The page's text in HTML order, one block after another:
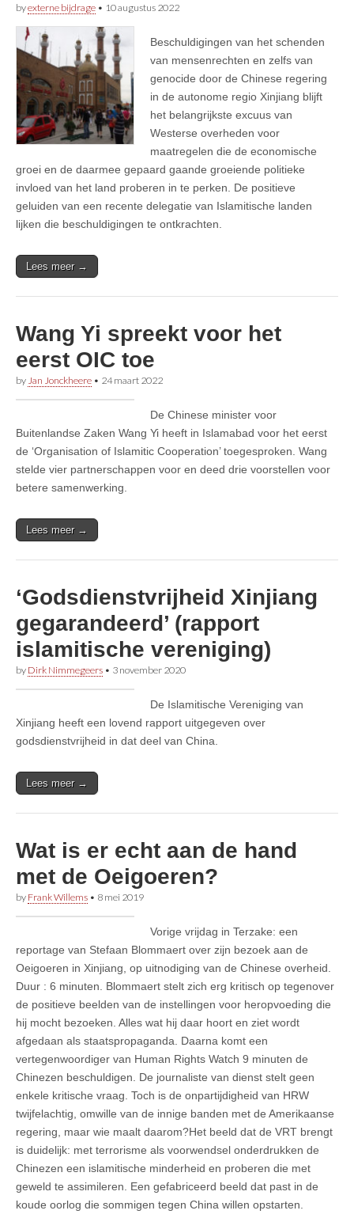
byexterne bijdrage • 10 augustus 2022
Beschuldigingen van het schenden
van mensenrechten en zelfs van
genocide door de Chinese regering
in de autonome regio Xinjiang blijft
het belangrijkste excuus van
Westerse overheden voor
maatregelen die de economische
groei en de daarmee gepaard gaande groeiende politieke
invloed van het land proberen in te perken. De positieve
geluiden van een recente delegatie van Islamitische landen
lijken die beschuldigingen te ontkrachten.
Lees meer →
Wang Yi spreekt voor het
eerst OIC toe
by Jan Jonckheere • 24 maart 2022
De Chinese minister voor
Buitenlandse Zaken Wang Yi heeft in Islamabad voor het eerst
de ‘Organisation of Islamitic Cooperation’ toegesproken. Wang
stelde vier partnerschappen voor en deed drie voorstellen voor
betere samenwerking.
Lees meer →
‘Godsdienstvrijheid Xinjiang
gegarandeerd’ (rapport
islamitische vereniging)
by Dirk Nimmegeers • 3 november 2020
De Islamitische Vereniging van
Xinjiang heeft een lovend rapport uitgegeven over
godsdienstvrijheid in dat deel van China.
Lees meer →
Wat is er echt aan de hand
met de Oeigoeren?
by Frank Willems • 8 mei 2019
Vorige vrijdag in Terzake: een
reportage van Stefaan Blommaert over zijn bezoek aan de
Oeigoeren in Xinjiang, op uitnodiging van de Chinese overheid.
Duur : 6 minuten. Blommaert stelt zich erg kritisch op tegenover
de positieve beelden van de instellingen voor heropvoeding die
hij mocht bezoeken. Alles wat hij daar hoort en ziet wordt
afgedaan als staatspropaganda. Daarna komt een
vertegenwoordiger van Human Rights Watch 9 minuten de
Chinezen beschuldigen. De journaliste van dienst stelt geen
enkele kritische vraag. Toch is de onpartijdigheid van HRW
twijfelachtig, omwille van de innige banden met de Amerikaanse
regering, maar wie maalt daarom?Het beeld dat de VRT brengt
is duidelijk: met terrorisme als voorwendsel onderdrukken de
Chinezen een islamitische minderheid en proberen die met
geweld te assimileren. Een gefabriceerd beeld dat past in de
koude oorlog die sommigen tegen China willen opstarten.